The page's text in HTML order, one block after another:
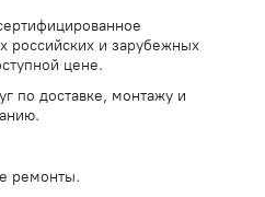
российских и зарубежных
цене.
по доставке, монтажу и
ремонты.